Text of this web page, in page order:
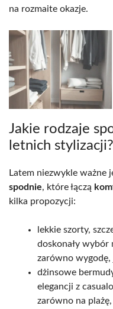
na rozmaite okazje.
Jakie rodzaje
letnich stylizacji?
Latem niezwykle ważne
spodnie, które łączą
kilka propozycji:
lekkie szorty,
doskonały wybór
zarówno wygodę,
dżinsowe
elegancji z
zarówno na